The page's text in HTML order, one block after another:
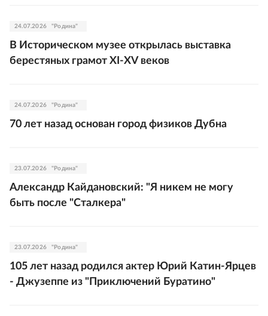
24.07.2026 "Родина"
В Историческом музее открылась выставка
берестяных грамот XI-XV веков
24.07.2026 "Родина"
70 лет назад основан город физиков Дубна
23.07.2026 "Родина"
Александр Кайдановский: "Я никем не могу
быть после "Сталкера"
23.07.2026 "Родина"
105 лет назад родился актер Юрий Катин-Ярцев
- Джузеппе из "Приключений Буратино"